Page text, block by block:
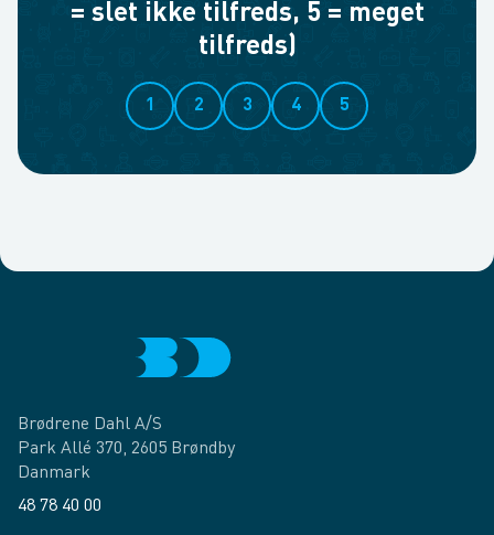
= slet ikke tilfreds, 5 = meget
tilfreds)
1 2 3 4 5
Brødrene Dahl A/S
Park Allé 370, 2605 Brøndby
Danmark
48 78 40 00